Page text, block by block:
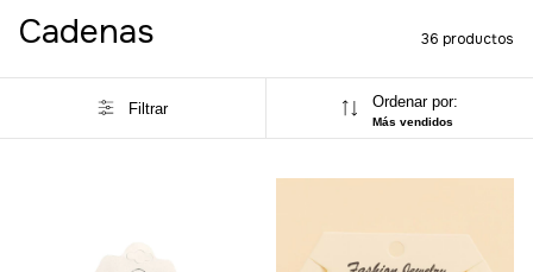
Cadenas 36 productos
Filtrar Ordenar por:
Más vendidos